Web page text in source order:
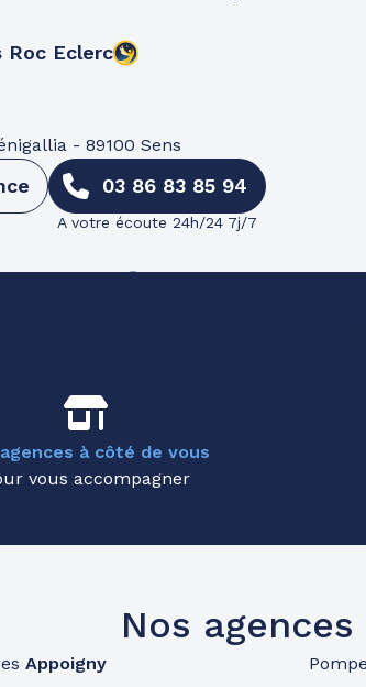
Roc Eclerc
- 89100 Sens
03 86 83 85 94
A votre écoute 24h/24 7j/7
03 76 27 03 71
A votre écoute 24h/24 7j/7
02 38 07 29 66
à côté de vous
vous accompagner
Nos
Appoigny